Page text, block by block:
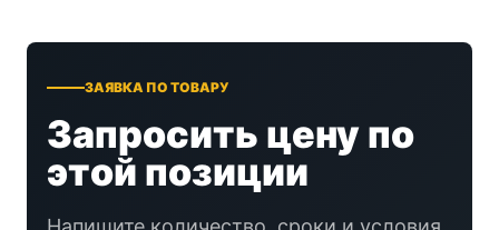
ЗАЯВКА ПО ТОВАРУ
Запросить цену по
этой позиции